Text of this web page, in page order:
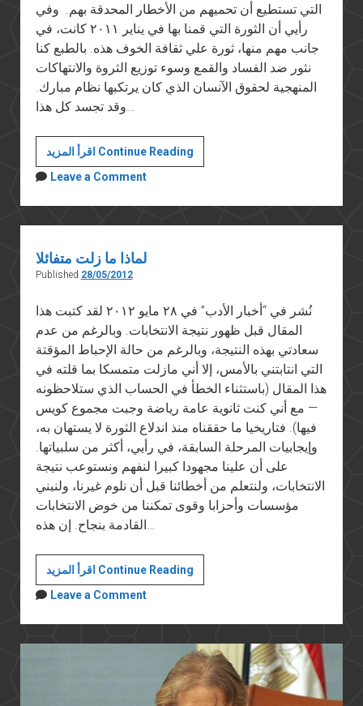
التي تستطيع أن تحميهم من الأخطار المحدقة بهم. وفي
رأيي أن الثورة التي قمنا بها في يناير ٢٠١١ كانت، في
جانب مهم منها، ثورة علي ثقافة الخوف هذه. بالطبع كنا
نثور ضد الفساد والقمع وسوء توزيع الثروة والانتهاكات
المنهجية لحقوق الآنسان الذي كان يرتكبها نظام مبارك.
وقد تجسد كل هذا…
اقرأ المزيد Continue Readingبين
الخوف
Leave a Comment
لماذا ما زلت متفائلا
Published 28/05/2012
نُشر في “أخبار الأدب” في ٢٨ مايو ٢٠١٢ لقد كتبت هذا
المقال قبل ظهور نتيجة الانتخابات. وبالرغم من عدم
سعادتي بهذه النتيجة، وبالرغم من حالة الإحباط المؤقتة
التي انتابتني بالأمس، إلا أني مازلت متمسكا بما قلته في
هذا المقال (باستثناء الخطأ في الحساب الذي ستلاحظونه
— مع أني كنت ثانوية عامة رياضة وجبت مجموع كويس
فيها). فتاريخيا ما حققناه منذ اندلاع الثورة لا يستهان به،
وإيجابيات المرحلة السابقة، في رأيي، أكثر من سلبياتها.
على أن علينا مجهودا كبيرا لنفهم ونستوعب نتيجة
الانتخابات، ولنتعلم من أخطائنا قبل أن نلوم غيرنا، ولنبني
مؤسسات وأحزابا وقوى تمكننا من خوض الانتخابات
القادمة بنجاح. إن هذه…
اقرأ المزيد Continue Readingلماذا
ما
متفائلا
Leave a Comment